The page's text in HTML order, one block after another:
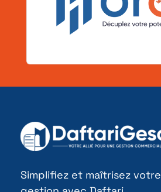
Simplifiez et maîtrisez votre